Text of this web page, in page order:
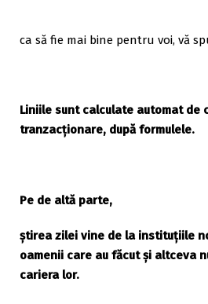
ca să fie mai bine pentru voi, vă
Liniile sunt calculate automat de
tranzacționare, după formulele.
Pe de altă parte,
știrea zilei vine de la instituțiile
oamenii care au făcut și altceva
cariera lor.